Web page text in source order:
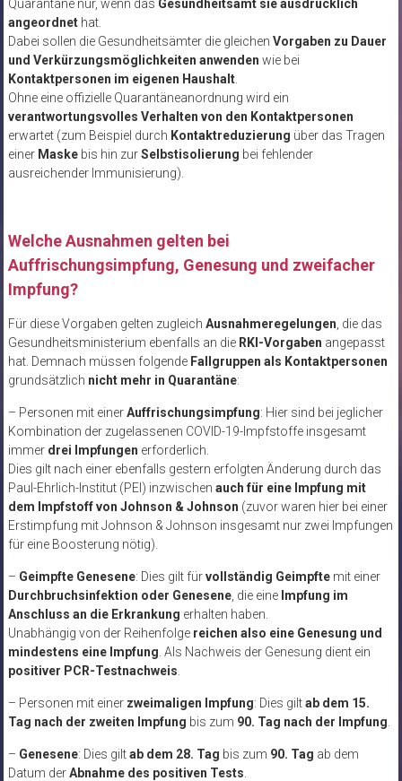
Quarantäne nur, wenn das Gesundheitsamt sie ausdrücklich
angeordnethat.
Dabei sollen die Gesundheitsämter die gleichen Vorgaben zu Dauer
und Verkürzungsmöglichkeiten anwenden wie bei
Kontaktpersonen im eigenen Haushalt.
Ohne eine offizielle Quarantäneanordnung wird ein
verantwortungsvolles Verhalten von den Kontaktpersonen
erwartet (zum Beispiel durch Kontaktreduzierung über das Tragen
einer Maskebis hin zurSelbstisolierung bei fehlender
ausreichender Immunisierung).
Welche Ausnahmen gelten bei
Auffrischungsimpfung, Genesung und zweifacher
Impfung?
Für diese Vorgaben gelten zugleich Ausnahmeregelungen , die das
Gesundheitsministerium ebenfalls an die RKI-Vorgaben angepasst
hat. Demnach müssen folgende Fallgruppen als Kontaktpersonen
grundsätzlich nicht mehr in Quarantäne:
– Personen mit einerAuffrischungsimpfung: Hier sind bei jeglicher
Kombination der zugelassenen COVID-19-Impfstoffe insgesamt
immer drei Impfungen erforderlich.
Dies gilt nach einer ebenfalls gestern erfolgten Änderung durch das
Paul-Ehrlich-Institut (PEI) inzwischen auch für eine Impfung mit
dem Impfstoff von Johnson & Johnson (zuvor waren hier bei einer
Erstimpfung mit Johnson & Johnson insgesamt nur zwei Impfungen
für eine Boosterung nötig).
– Geimpfte Genesene: Dies gilt fürvollständig Geimpftemit einer
Durchbruchsinfektion oder Genesene, die eine Impfung im
Anschluss an die Erkrankung erhalten haben.
Unabhängig von der Reihenfolge reichen also eine Genesung und
mindestens eine Impfung . Als Nachweis der Genesung dient ein
positiver PCR-Testnachweis
– Personen mit einer zweimaligen Impfung: Dies giltab dem 15.
Tag nach der zweiten Impfung bis zum 90. Tag nach der Impfung
– Genesene: Dies giltab dem 28. Tag bis zum 90. Tag ab dem
Datum derAbnahme des positiven Tests